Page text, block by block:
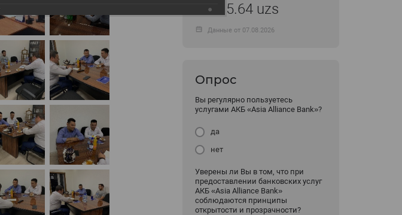
11915.64 uzs
Данные от 07.08.2026
Опрос
Вы регулярно пользуетесь
услугами АКБ «Asia Alliance Bank»?
да
нет
Уверены ли Вы в том, что при
предоставлении банковских услуг
АКБ «Asia Alliance Bank»
соблюдаются принципы
открытости и прозрачности?